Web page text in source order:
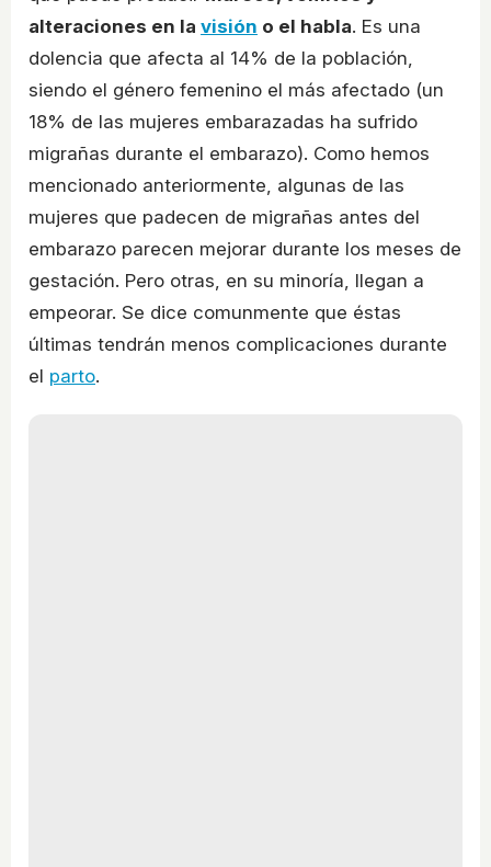
alteraciones en la visión o el habla. Es una
dolencia que afecta al 14% de la población,
siendo el género femenino el más afectado (un
18% de las mujeres embarazadas ha sufrido
migrañas durante el embarazo). Como hemos
mencionado anteriormente, algunas de las
mujeres que padecen de migrañas antes del
embarazo parecen mejorar durante los meses de
gestación. Pero otras, en su minoría, llegan a
empeorar. Se dice comunmente que éstas
últimas tendrán menos complicaciones durante
el parto.